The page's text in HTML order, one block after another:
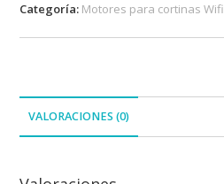
Categoría: Motores para cortinas Wifi
VALORACIONES (0)